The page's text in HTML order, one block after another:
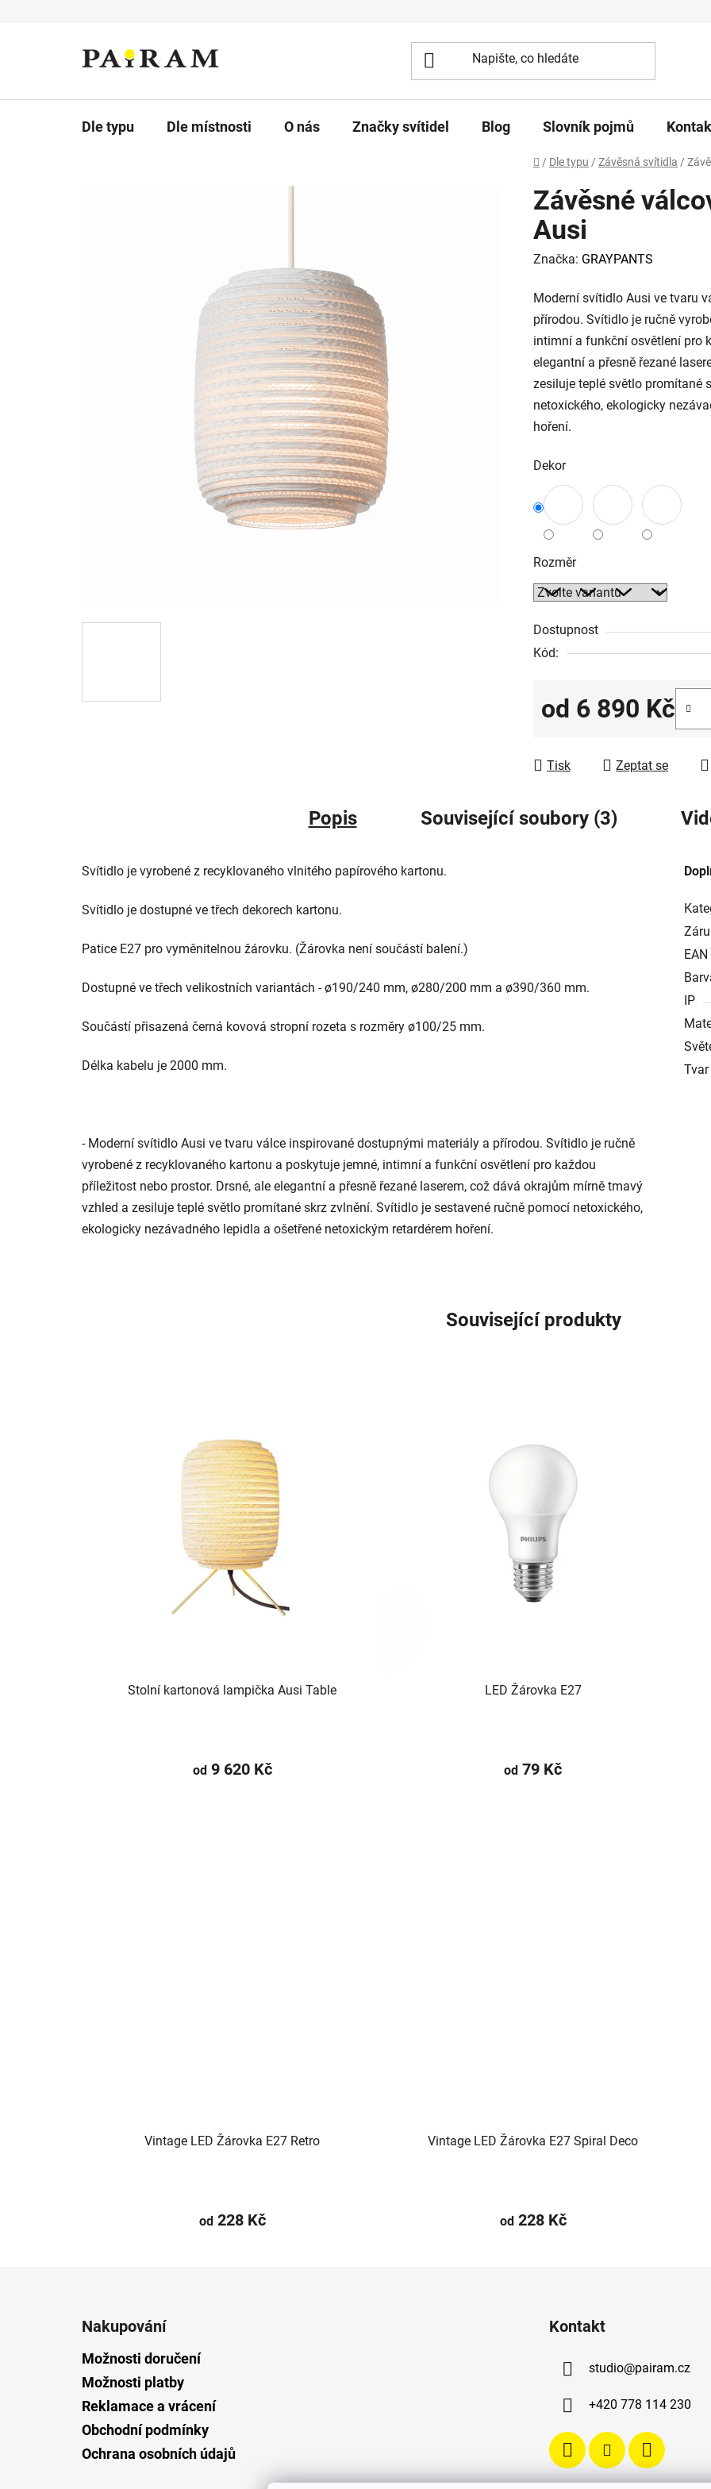
Dle typu Dle místnosti O nás Značky svítidel Blog Slovník pojmů
Domů
/ Dle typu / Závěsná svítidla /
Závěsné
Ausi
Značka: GRAYPANTS
Moderní svítidlo Ausi ve tvaru
přírodou. Svítidlo je ručně
intimní a funkční osvětlení pro
elegantní a přesně řezané
zesiluje teplé světlo promítané
netoxického, ekologicky
hoření.
Dekor
Rozměr
Dostupnost
Kód:
od 6 890 Kč
Tisk Zeptat se
Popis Související soubory (3)
Svítidlo je vyrobené z recyklovaného vlnitého papírového kartonu.
Svítidlo je dostupné ve třech dekorech kartonu.
Patice E27 pro vyměnitelnou žárovku. (Žárovka není součástí balení.)
Dostupné ve třech velikostních variantách - ø190/240 mm, ø280/200 mm a ø390/360 mm.
Součástí přisazená černá kovová stropní rozeta s rozměry ø100/25 mm.
Délka kabelu je 2000 mm.
- Moderní svítidlo Ausi ve tvaru válce inspirované dostupnými materiály a přírodou. Svítidlo je ručně
vyrobené z recyklovaného kartonu a poskytuje jemné, intimní a funkční osvětlení pro každou
příležitost nebo prostor. Drsné, ale elegantní a přesně řezané laserem, což dává okrajům mírně tmavý
vzhled a zesiluje teplé světlo promítané skrz zvlnění. Svítidlo je sestavené ručně pomocí netoxického,
ekologicky nezávadného lepidla a ošetřené netoxickým retardérem hoření.
EAN
IP
Tvar
Související produkty
Stolní kartonová lampička Ausi Table
od9 620 Kč
LED Žárovka E27
od 79 Kč
Vintage LED Žárovka E27 Retro
od228 Kč
Vintage LED Žárovka E27 Spiral Deco
od228 Kč
Nakupování
Možnosti doručení
Možnosti platby
Reklamace a vrácení
Obchodní podmínky
Ochrana osobních údajů
Kontakt
studio@pairam.cz
+420 778 114 230